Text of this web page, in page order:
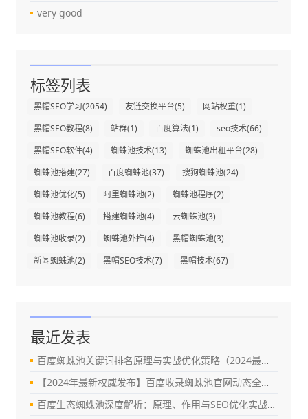
very good
标签列表
黑帽SEO学习(2054) 友链交换平台(5) 网站权重(1)
黑帽SEO教程(8) 站群(1) 百度算法(1) seo技术(66)
黑帽SEO软件(4) 蜘蛛池技术(13) 蜘蛛池出租平台(28)
蜘蛛池搭建(27) 百度蜘蛛池(37) 搜狗蜘蛛池(24)
蜘蛛池优化(5) 阿里蜘蛛池(2) 蜘蛛池程序(2)
蜘蛛池教程(6) 搭建蜘蛛池(4) 云蜘蛛池(3)
蜘蛛池收录(2) 蜘蛛池外推(4) 黑帽蜘蛛池(3)
新闻蜘蛛池(2) 黑帽SEO技术(7) 黑帽技术(67)
最近发表
百度蜘蛛池关键词排名原理与实战优化策略（2024最新指南）
【2024年最新权威发布】百度收录蜘蛛池官网动态全解析：真相、风险与替代方案
百度生态蜘蛛池深度解析：原理、作用与SEO优化实战指南